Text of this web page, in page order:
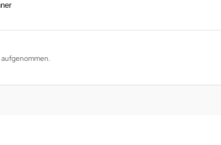
aufgenommen.